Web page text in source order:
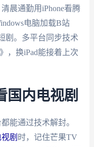
晨通勤用iPhone看腾
电脑加载B站
剧。多平台同步技术
，换iPad能接着上次
国内电视剧
能通过技术解封。
剧 时，记住芒果TV